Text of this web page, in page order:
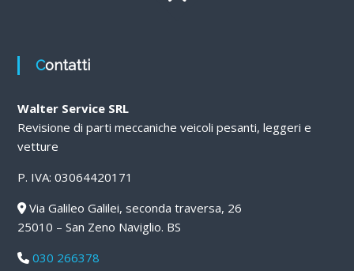
Contatti
Walter Service SRL
Revisione di parti meccaniche veicoli pesanti, leggeri e
vetture
P. IVA: 03064420171
Via Galileo Galilei, seconda traversa, 26
25010 – San Zeno Naviglio. BS
030 266378